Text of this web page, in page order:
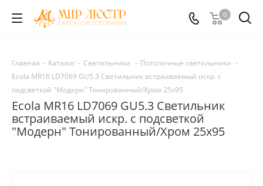
0
Главная - Каталог - Светильники - Потолочные светильники -
Ecola MR16 LD7069 GU5.3 Светильник встраиваемый искр. с
подсветкой "Модерн" Тонированный/Хром 25x95
Ecola MR16 LD7069 GU5.3 Светильник
встраиваемый искр. с подсветкой
"Модерн" Тонированный/Хром 25x95